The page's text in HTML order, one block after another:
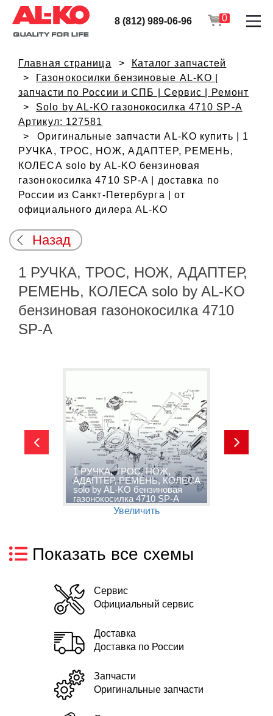
8 (812) 989-06-96 0
Главная страница
Каталог запчастей
Газонокосилки бензиновые AL-KO |
запчасти по России и СПБ | Сервис | Ремонт
Solo by AL-KO газонокосилка 4710 SP-A
Артикул: 127581
Оригинальные запчасти AL-KO купить | 1
РУЧКА, ТРОС, НОЖ, АДАПТЕР, РЕМЕНЬ,
КОЛЕСА solo by AL-KO бензиновая
газонокосилка 4710 SP-A | доставка по
России из Санкт-Петербурга | от
официального дилера AL-KO
Назад
1 РУЧКА, ТРОС, НОЖ, АДАПТЕР,
РЕМЕНЬ, КОЛЕСА solo by AL-KO
бензиновая газонокосилка 4710
SP-A
1 РУЧКА, ТРОС, НОЖ,
АДАПТЕР, РЕМЕНЬ, КОЛЕСА
solo by AL-KO бензиновая
газонокосилка 4710 SP-A
Увеличить
Показать все схемы
Сервис
Официальный сервис
Доставка
Доставка по России
Запчасти
Оригинальные запчасти